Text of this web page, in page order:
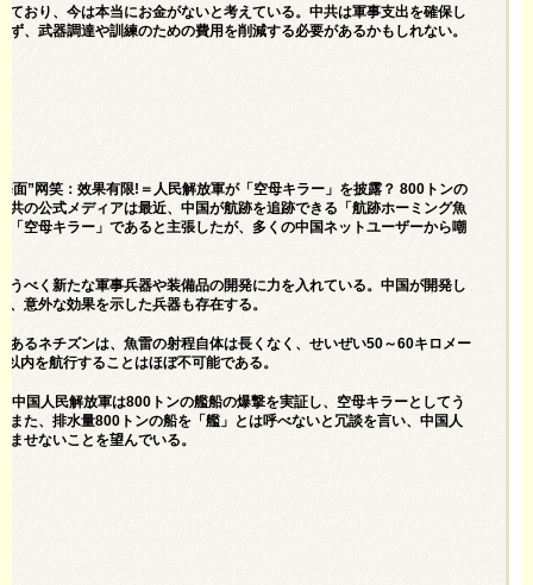
おり、今は本当にお金がないと考えている。中共は軍事支出を確保し
、武器調達や訓練のための費用を削減する必要があるかもしれない。
面”网笑：效果有限!＝人民解放軍が「空母キラー」を披露？ 800トンの
の公式メディアは最近、中国が航跡を追跡できる「航跡ホーミング魚
空母キラー」であると主張したが、多くの中国ネットユーザーから嘲
べく新たな軍事兵器や装備品の開発に力を入れている。中国が開発し
意外な効果を示した兵器も存在する。
るネチズンは、魚雷の射程自体は長くなく、せいぜい50～60キロメー
内を航行することはほぼ不可能である。
国人民解放軍は800トンの艦船の爆撃を実証し、空母キラーとしてう
た、排水量800トンの船を「艦」とは呼べないと冗談を言い、中国人
せないことを望んでいる。